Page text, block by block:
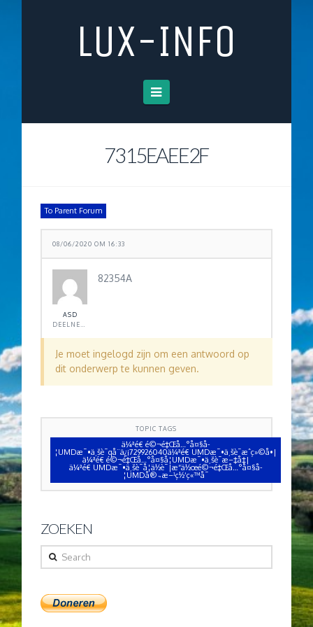
LUX-INFO
Navigation
7315EAEE2F
To Parent Forum
08/06/2020 OM 16:33
ASD
82354A
Je moet ingelogd zijn om een antwoord op
dit onderwerp te kunnen geven.
TOPIC TAGS
ä¼ªé€ é©¬é‡Œå…°å¤§å­
¦UMDæ¯•ä¸šè¯qå¨ä¿¡729926040ä¼ªé€ UMDæ¯•ä¸šè¯æˆç»©å•|
ä¼ªé€ é©¬é‡Œå…°å¤§å­¦UMDæ¯•ä¸šè¯æ–‡å‡­|
ä¼ªé€ UMDæ¯•ä¸šè¯å­¦ä½è¯|æ“ä½œé©¬é‡Œå…°å¤§å­
¦UMDå®˜æ–¹ç½‘ç«™å¯
ZOEKEN
Search